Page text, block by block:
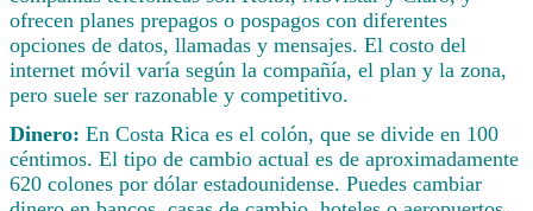
ofrecen planes prepagos o pospagos con diferentes
opciones de datos, llamadas y mensajes. El costo del
internet móvil varía según la compañía, el plan y la zona,
pero suele ser razonable y competitivo.
Dinero: En Costa Rica es el colón, que se divide en 100
céntimos. El tipo de cambio actual es de aproximadamente
620 colones por dólar estadounidense. Puedes cambiar